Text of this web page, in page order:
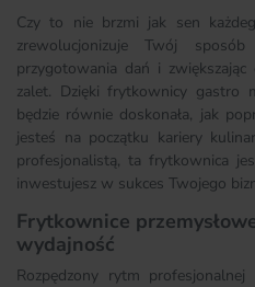
Czy to nie brzmi jak sen
zrewolucjonizuje Twój sposób
przygotowania dań i
zalet. Dzięki frytkownicy gastro
będzie równie doskonała, jak
jesteś na początku kariery
profesjonalistą, ta frytkownica
inwestujesz w sukces Twojego
Frytkownice
wydajność
Rozpędzony rytm